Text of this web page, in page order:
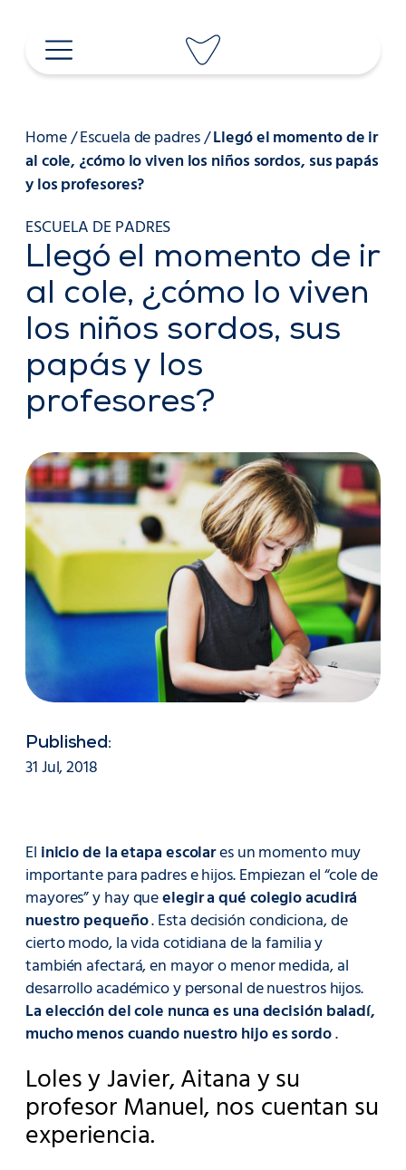
contenido
Home/Escuela de padres/Llegó el momento de ir
al cole, ¿cómo lo viven los niños sordos, sus papás
y los profesores?
ESCUELA DE PADRES
Llegó el momento de ir
al cole, ¿cómo lo viven
los niños sordos, sus
papás y los
profesores?
Published:
31 Jul, 2018
El inicio de la etapa escolares un momento muy
importante para padres e hijos. Empiezan el “cole de
mayores” y hay queelegir a qué colegio acudirá
nuestro pequeño. Esta decisión condiciona, de
cierto modo, la vida cotidiana de la familia y
también afectará, en mayor o menor medida, al
desarrollo académico y personal de nuestros hijos.
La elección del cole nunca es una decisión baladí,
mucho menos cuando nuestro hijo es sordo.
Loles y Javier, Aitana y su
profesor Manuel, nos cuentan su
experiencia.